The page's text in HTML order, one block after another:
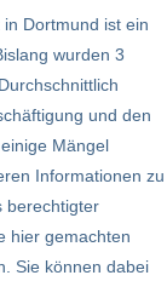
Dortmund ist ein
wurden 3
und den
Mängel
Informationen zu
berechtigter
hier gemachten
Sie können dabei